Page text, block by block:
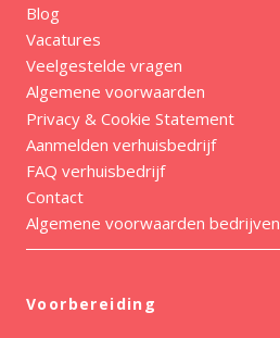
Blog
Vacatures
Veelgestelde vragen
Algemene voorwaarden
Privacy & Cookie Statement
Aanmelden verhuisbedrijf
FAQ verhuisbedrijf
Contact
Algemene voorwaarden bedrijven
Voorbereiding